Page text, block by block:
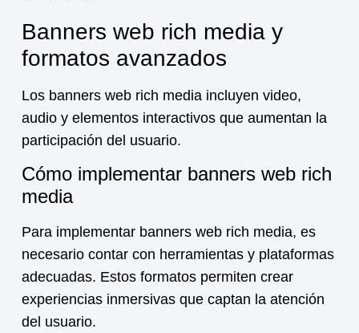
Banners web rich media y
formatos avanzados
Los banners web rich media incluyen video,
audio y elementos interactivos que aumentan la
participación del usuario.
Cómo implementar banners web rich
media
Para implementar banners web rich media, es
necesario contar con herramientas y plataformas
adecuadas. Estos formatos permiten crear
experiencias inmersivas que captan la atención
del usuario.